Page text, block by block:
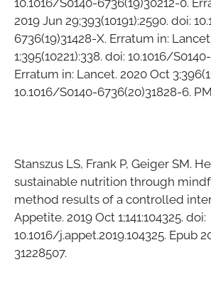
2019 Jun 29;393(10191):2590. doi:
6736(19)31428-X. Erratum in:
1;395(10221):338. doi: 10.1016/
Erratum in: Lancet. 2020 Oct
10.1016/S0140-6736(20)31828-6.
Stanszus LS, Frank P, Geiger SM.
sustainable nutrition through
method results of a controlled
Appetite. 2019 Oct 1;141:104325. doi:
10.1016/j.appet.2019.104325. Epub
31228507.